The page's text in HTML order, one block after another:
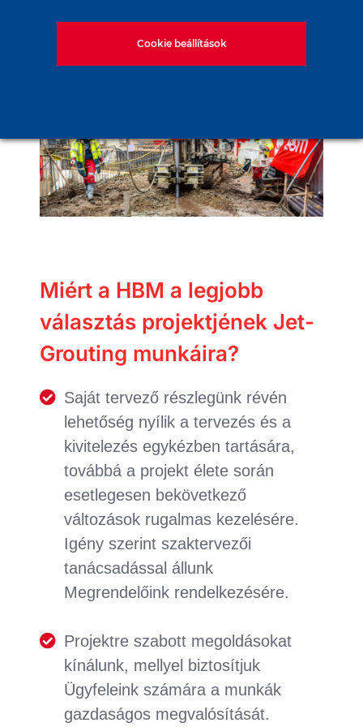
Miért a HBM a legjobb
választás projektjének Jet-
Grouting munkáira?
Saját tervező részlegünk révén
lehetőség nyílik a tervezés és a
kivitelezés egykézben tartására,
továbbá a projekt élete során
esetlegesen bekövetkező
változások rugalmas kezelésére.
Igény szerint szaktervezői
tanácsadással állunk
Megrendelőink rendelkezésére.
Projektre szabott megoldásokat
kínálunk, mellyel biztosítjuk
Ügyfeleink számára a munkák
gazdaságos megvalósítását.
Cookie beállítások